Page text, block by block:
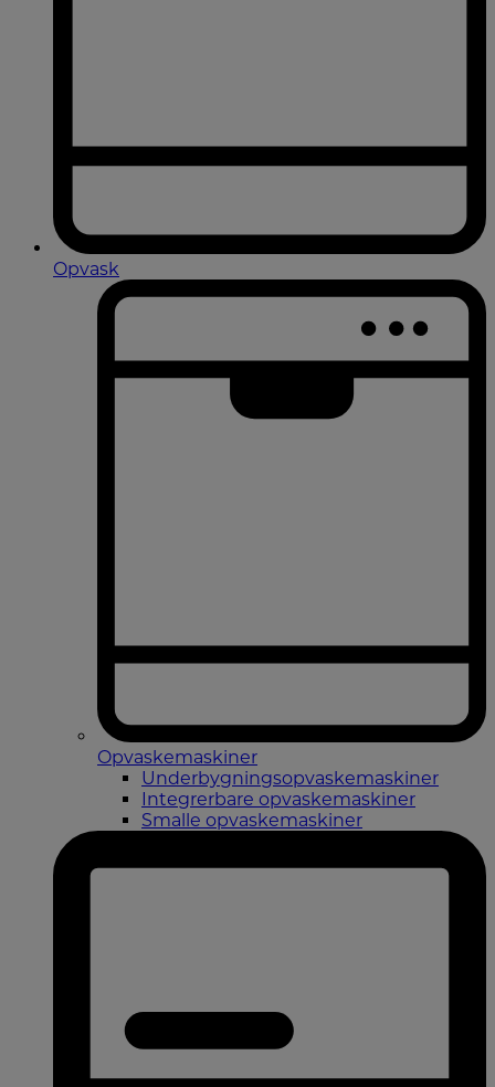
Opvask
Opvaskemaskiner
Underbygningsopvaskemaskiner
Integrerbare opvaskemaskiner
Smalle opvaskemaskiner